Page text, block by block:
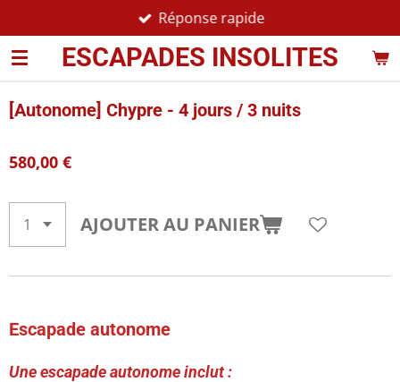
au
contenu ESCAPADES INSOLITES
Réponse rapide
[Autonome] Chypre - 4 jours / 3 nuits
580,00 €
AJOUTER AU PANIER
Escapade autonome
Une escapade autonome inclut :